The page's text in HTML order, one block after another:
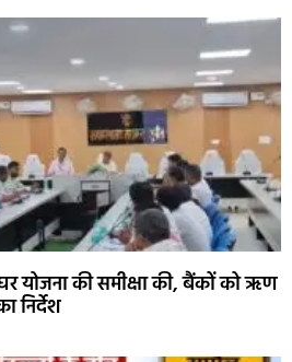
योजना की समीक्षा की, बैंकों को ऋण
निर्देश